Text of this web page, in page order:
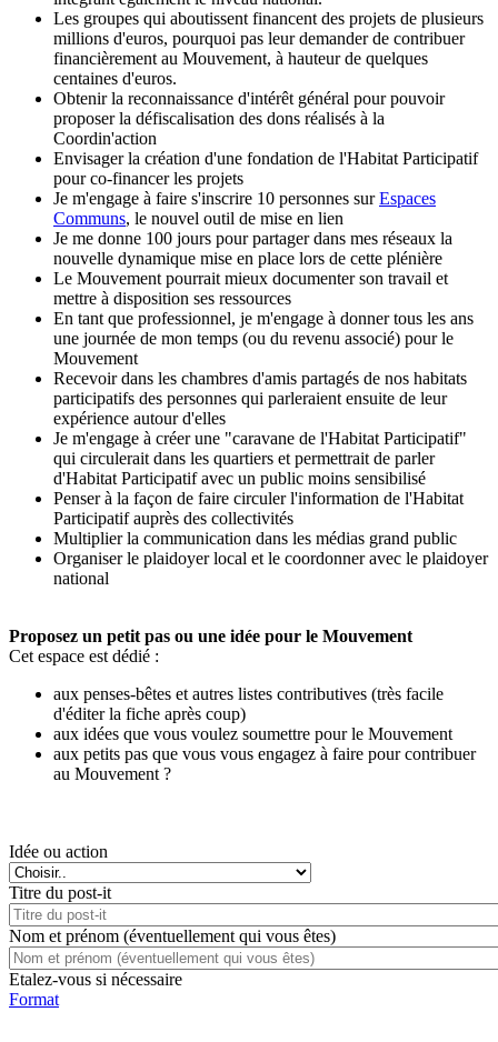
Les groupes qui aboutissent financent des projets de plusieurs
millions d'euros, pourquoi pas leur demander de contribuer
financièrement au Mouvement, à hauteur de quelques
centaines d'euros.
Obtenir la reconnaissance d'intérêt général pour pouvoir
proposer la défiscalisation des dons réalisés à la
Coordin'action
Envisager la création d'une fondation de l'Habitat Participatif
pour co-financer les projets
Je m'engage à faire s'inscrire 10 personnes surEspaces
Communs, le nouvel outil de mise en lien
Je me donne 100 jours pour partager dans mes réseaux la
nouvelle dynamique mise en place lors de cette plénière
Le Mouvement pourrait mieux documenter son travail et
mettre à disposition ses ressources
En tant que professionnel, je m'engage à donner tous les ans
une journée de mon temps (ou du revenu associé) pour le
Mouvement
Recevoir dans les chambres d'amis partagés de nos habitats
participatifs des personnes qui parleraient ensuite de leur
expérience autour d'elles
Je m'engage à créer une "caravane de l'Habitat Participatif"
qui circulerait dans les quartiers et permettrait de parler
d'Habitat Participatif avec un public moins sensibilisé
Penser à la façon de faire circuler l'information de l'Habitat
Participatif auprès des collectivités
Multiplier la communication dans les médias grand public
Organiser le plaidoyer local et le coordonner avec le plaidoyer
national
Proposez un petit pas ou une idée pour le Mouvement
Cet espace est dédié :
aux penses-bêtes et autres listes contributives (très facile
d'éditer la fiche après coup)
aux idées que vous voulez soumettre pour le Mouvement
aux petits pas que vous vous engagez à faire pour contribuer
au Mouvement ?
Idée ou action
Titre du post-it
Nom et prénom (éventuellement qui vous êtes)
Etalez-vous si nécessaire
Format